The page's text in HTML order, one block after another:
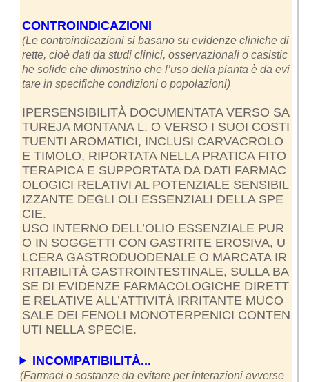
CONTROINDICAZIONI
(Le controindicazioni si basano su evidenze cliniche di
rette, cioè dati da studi clinici, osservazionali o casistic
he solide che dimostrino che l’uso della pianta è da evi
tare in specifiche condizioni o popolazioni)
IPERSENSIBILITÀ DOCUMENTATA VERSO SA
TUREJA MONTANA L. O VERSO I SUOI COSTI
TUENTI AROMATICI, INCLUSI CARVACROLO
E TIMOLO, RIPORTATA NELLA PRATICA FITO
TERAPICA E SUPPORTATA DA DATI FARMAC
OLOGICI RELATIVI AL POTENZIALE SENSIBIL
IZZANTE DEGLI OLI ESSENZIALI DELLA SPE
CIE.
USO INTERNO DELL’OLIO ESSENZIALE PUR
O IN SOGGETTI CON GASTRITE EROSIVA, U
LCERA GASTRODUODENALE O MARCATA IR
RITABILITÀ GASTROINTESTINALE, SULLA BA
SE DI EVIDENZE FARMACOLOGICHE DIRETT
E RELATIVE ALL’ATTIVITÀ IRRITANTE MUCO
SALE DEI FENOLI MONOTERPENICI CONTEN
UTI NELLA SPECIE.
INCOMPATIBILITÀ...
(Farmaci o sostanze da evitare per interazioni avverse